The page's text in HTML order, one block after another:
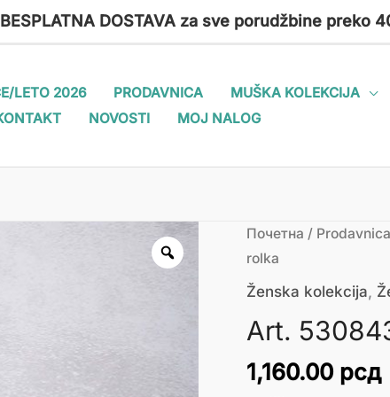
DOSTAVA za sve porudžbine preko
LETO 2026 PRODAVNICA MUŠKA KOLEKCIJA
NOVOSTI MOJ NALOG
Почетна / Prodavnica
rolka
Ženska kolekcija,
Art.
1,160.00 рсд
Art.
530843-
6
rolka